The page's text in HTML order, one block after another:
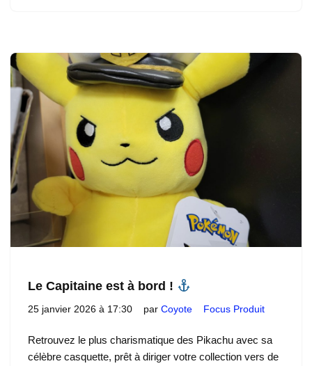
Le Capitaine est à bord !
25 janvier 2026 à 17:30 par Coyote Focus Produit
Retrouvez le plus charismatique des Pikachu avec sa
célèbre casquette, prêt à diriger votre collection vers de